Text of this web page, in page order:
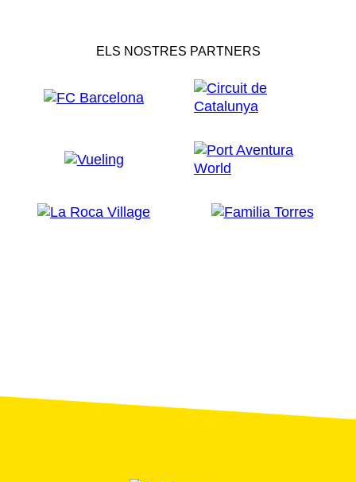
ELS NOSTRES PARTNERS